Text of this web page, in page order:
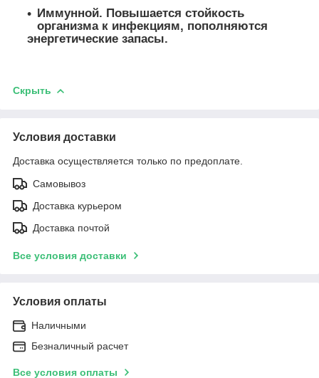
Иммунной. Повышается стойкость
организма к инфекциям, пополняются
энергетические запасы.
Скрыть
Условия доставки
Доставка осуществляется только по предоплате.
Самовывоз
Доставка курьером
Доставка почтой
Все условия доставки
Условия оплаты
Наличными
Безналичный расчет
Все условия оплаты